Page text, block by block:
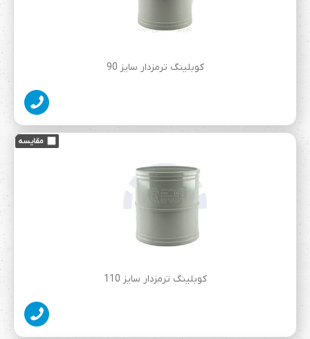
کوبلینگ ترمزدار سایز 90
کوبلینگ ترمزدار سایز 110